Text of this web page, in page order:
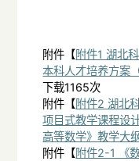
附件【附件1 湖北
本科人才培养方案
下载1165次
附件【附件2 湖北
项目式教学课程设
高等数学》教学大
附件【附件2-1 《